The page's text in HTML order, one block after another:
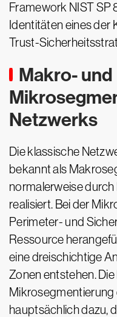
Framework NIST
Identitäten eines der
Trust-
Makro- und
Netzwerks
Die klassische
bekannt als
normalerweise
realisiert. Bei der
Perimeter- und
Ressource
eine dreischichtige
Zonen entstehen.
hauptsächlich dazu,